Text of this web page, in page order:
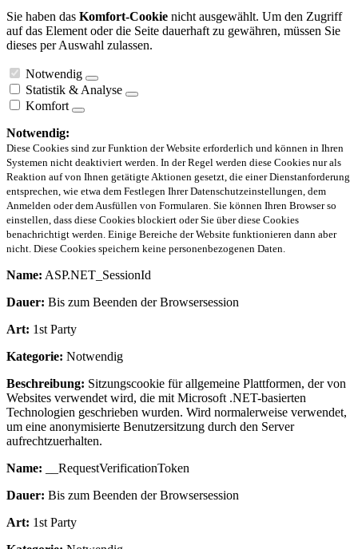
Sie haben das Komfort-Cookie nicht ausgewählt. Um den Zugriff
auf das Element oder die Seite dauerhaft zu gewähren, müssen Sie
dieses per Auswahl zulassen.
Notwendig
Statistik & Analyse
Komfort
Notwendig:
Diese Cookies sind zur Funktion der Website erforderlich und können in Ihren
Systemen nicht deaktiviert werden. In der Regel werden diese Cookies nur als
Reaktion auf von Ihnen getätigte Aktionen gesetzt, die einer Dienstanforderung
entsprechen, wie etwa dem Festlegen Ihrer Datenschutzeinstellungen, dem
Anmelden oder dem Ausfüllen von Formularen. Sie können Ihren Browser so
einstellen, dass diese Cookies blockiert oder Sie über diese Cookies
benachrichtigt werden. Einige Bereiche der Website funktionieren dann aber
nicht. Diese Cookies speichern keine personenbezogenen Daten.
Name: ASP.NET_SessionId
Dauer: Bis zum Beenden der Browsersession
Art: 1st Party
Kategorie: Notwendig
Beschreibung: Sitzungscookie für allgemeine Plattformen, der von
Websites verwendet wird, die mit Microsoft .NET-basierten
Technologien geschrieben wurden. Wird normalerweise verwendet,
um eine anonymisierte Benutzersitzung durch den Server
aufrechtzuerhalten.
Name: __RequestVerificationToken
Dauer: Bis zum Beenden der Browsersession
Art: 1st Party